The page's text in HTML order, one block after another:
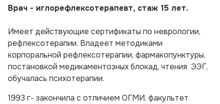
Врач - иглорефлексотерапевт, стаж 15 лет.
Имеет действующие сертификаты по неврологии,
рефлексотерапии. Владеет методиками
корпоральной рефлексотерапии, фармакопунктуры,
постановкой медикаментозных блокад, чтения ЭЭГ,
обучалась психотерапии.
1993 г- закончила с отличием ОГМИ, факультет